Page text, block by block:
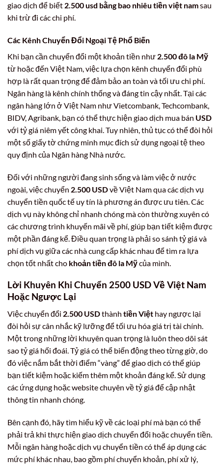
giao dịch để biết 2.500 usd bằng bao nhiêu tiền việt namsau
khi trừ đi các chi phí.
Các Kênh Chuyển Đổi Ngoại Tệ Phổ Biến
Khi bạn cần chuyển đổi một khoản tiền như 2.500 đô la Mỹ
từ hoặc đến Việt Nam, việc lựa chọn kênh chuyển đổi phù
hợp là rất quan trọng để đảm bảo an toàn và tối ưu chi phí.
Ngân hàng là kênh chính thống và đáng tin cậy nhất. Tại các
ngân hàng lớn ở Việt Nam như Vietcombank, Techcombank,
BIDV, Agribank, bạn có thể thực hiện giao dịch mua bán USD
với tỷ giá niêm yết công khai. Tuy nhiên, thủ tục có thể đòi hỏi
một số giấy tờ chứng minh mục đích sử dụng ngoại tệ theo
quy định của Ngân hàng Nhà nước.
Đối với những người đang sinh sống và làm việc ở nước
ngoài, việc chuyển 2.500 USDvề Việt Nam qua các dịch vụ
chuyển tiền quốc tế uy tín là phương án được ưu tiên. Các
dịch vụ này không chỉ nhanh chóng mà còn thường xuyên có
các chương trình khuyến mãi về phí, giúp bạn tiết kiệm được
một phần đáng kể. Điều quan trọng là phải so sánh tỷ giá và
phí dịch vụ giữa các nhà cung cấp khác nhau để tìm ra lựa
chọn tốt nhất cho khoản tiền đô la Mỹcủa mình.
Lời Khuyên Khi Chuyển 2500 USDVề Việt Nam
Hoặc Ngược Lại
Việc chuyển đổi 2.500 USDthành tiền Việt hay ngược lại
đòi hỏi sự cân nhắc kỹ lưỡng để tối ưu hóa giá trị tài chính.
Một trong những lời khuyên quan trọng là luôn theo dõi sát
sao tỷ giá hối đoái. Tỷ giá có thể biến động theo từng giờ, do
đó việc nắm bắt thời điểm “vàng” để giao dịch có thể giúp
bạn tiết kiệm hoặc kiếm thêm một khoản đáng kể. Sử dụng
các ứng dụng hoặc website chuyên về tỷ giá để cập nhật
thông tin nhanh chóng.
Bên cạnh đó, hãy tìm hiểu kỹ về các loại phí mà bạn có thể
phải trả khi thực hiện giao dịch chuyển đổi hoặc chuyển tiền.
Mỗi ngân hàng hoặc dịch vụ chuyển tiền có thể áp dụng các
mức phí khác nhau, bao gồm phí chuyển khoản, phí xử lý,